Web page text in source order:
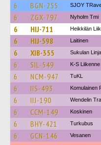
6 BGN-255 SJOY
6 ZGX-797 Nyholm Tmi
6 HIJ-711 Heikkilän
6 HIJ-598 Laitinen
6 XIB-355 Sukulan Linja
6 SIL-549 K-S Liikenne
6 NCM-947 TuKL
6 IIS-493 Komulainen
6 IIJ-190 Wendelin
6 CCM-149 Koskinen
6 BHY-421 Turkubus
6 GCN-146 Vesanen